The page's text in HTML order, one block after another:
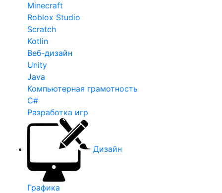
Minecraft
Roblox Studio
Scratch
Kotlin
Веб-дизайн
Unity
Java
Компьютерная грамотность
C#
Разработка игр
Дизайн
Графика